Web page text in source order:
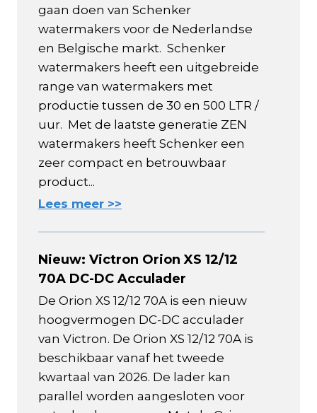
gaan doen van Schenker
watermakers voor de Nederlandse
en Belgische markt. Schenker
watermakers heeft een uitgebreide
range van watermakers met
productie tussen de 30 en 500 LTR /
uur. Met de laatste generatie ZEN
watermakers heeft Schenker een
zeer compact en betrouwbaar
product...
Lees meer >>
Nieuw: Victron Orion XS 12/12
70A DC-DC Acculader
De Orion XS 12/12 70A is een nieuw
hoogvermogen DC-DC acculader
van Victron. De Orion XS 12/12 70A is
beschikbaar vanaf het tweede
kwartaal van 2026. De lader kan
parallel worden aangesloten voor